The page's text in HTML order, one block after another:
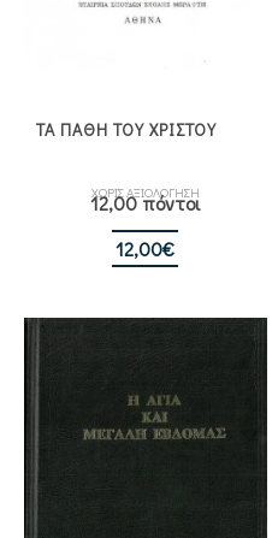
ΤΑ ΠΑΘΗ ΤΟΥ ΧΡΙΣΤΟΥ
ΧΩΡΙΣ ΑΞΙΟΛΟΓΗΣΗ
12,00 πόντοι
12,00€